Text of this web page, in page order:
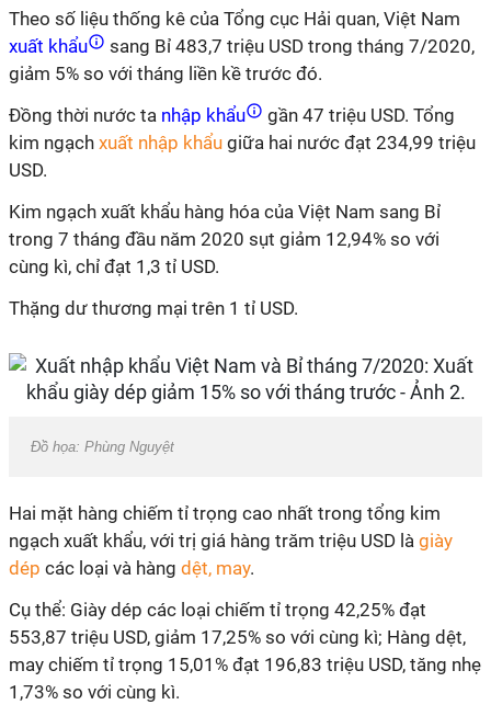
Theo số liệu thống kê của Tổng cục Hải quan, Việt Nam
xuất khẩu
sang Bỉ 483,7 triệu USD trong tháng 7/2020,
giảm 5% so với tháng liền kề trước đó.
Đồng thời nước ta nhập khẩu
gần 47 triệu USD. Tổng
kim ngạch xuất nhập khẩu giữa hai nước đạt 234,99 triệu
USD.
Kim ngạch xuất khẩu hàng hóa của Việt Nam sang Bỉ
trong 7 tháng đầu năm 2020 sụt giảm 12,94% so với
cùng kì, chỉ đạt 1,3 tỉ USD.
Thặng dư thương mại trên 1 tỉ USD.
Đồ họa: Phùng Nguyệt
Hai mặt hàng chiếm tỉ trọng cao nhất trong tổng kim
ngạch xuất khẩu, với trị giá hàng trăm triệu USD là giày
dép các loại và hàng dệt, may.
Cụ thể: Giày dép các loại chiếm tỉ trọng 42,25% đạt
553,87 triệu USD, giảm 17,25% so với cùng kì; Hàng dệt,
may chiếm tỉ trọng 15,01% đạt 196,83 triệu USD, tăng nhẹ
1,73% so với cùng kì.